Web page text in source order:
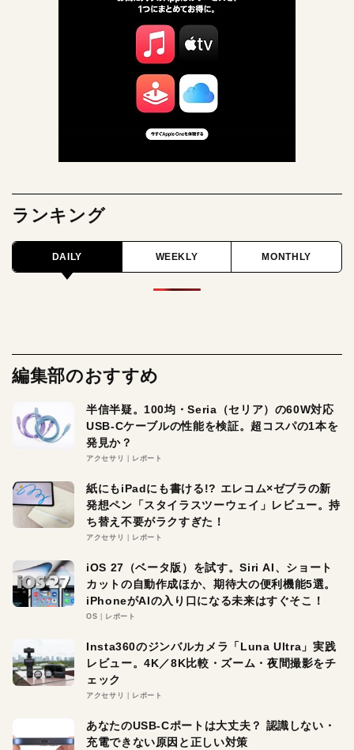
ランキング
DAILY WEEKLY MONTHLY
編集部のおすすめ
半信半疑。100均・Seria（セリア）の60W対応
USB-Cケーブルの性能を検証。超コスパの1本を
発見か？
アクセサリ レポート
紙にもiPadにも書ける!? エレコム×ゼブラの新
発想ペン「スタイラスツーウェイ」レビュー。持
ち替え不要がラクすぎた！
アクセサリ レポート
iOS 27（ベータ版）を試す。Siri AI、ショート
カットの自動作成ほか、期待大の便利機能5選。
iPhoneがAIの入り口になる未来はすぐそこ！
OS レポート
Insta360のジンバルカメラ「Luna Ultra」実践
レビュー。4K／8K比較・ズーム・夜間撮影をチ
ェック
アクセサリ レポート
あなたのUSB-Cポートは大丈夫？ 認識しない・
充電できない原因と正しい対策